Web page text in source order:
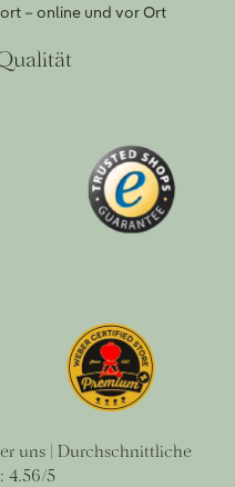
– online und vor Ort
uns | Durchschnittliche
4.56/5